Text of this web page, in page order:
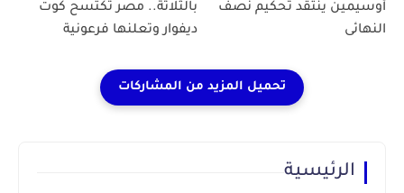
أوسيمين ينتقد تحكيم نصف
النهائى
بالثلاثة.. مصر تكتسح كوت
ديفوار وتعلنها فرعونية
الرئيسية